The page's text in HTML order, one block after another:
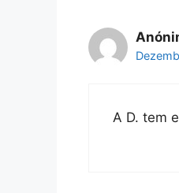
A D. tem